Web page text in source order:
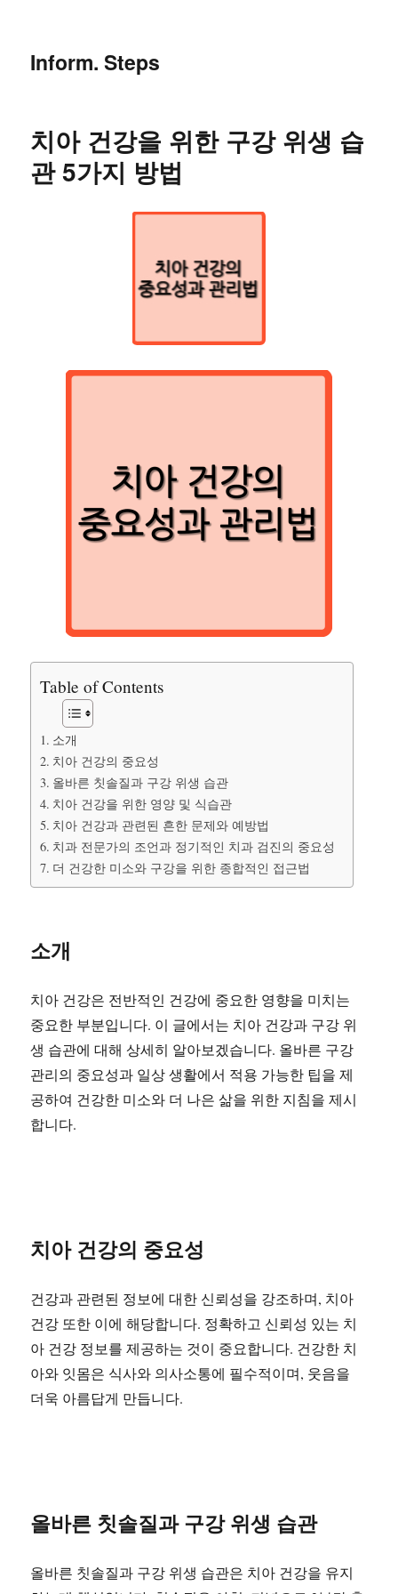
Inform. Steps
치아 건강을 위한 구강 위생 습
관 5가지 방법
Table of Contents
소개
치아 건강의 중요성
올바른 칫솔질과 구강 위생 습관
치아 건강을 위한 영양 및 식습관
치아 건강과 관련된 흔한 문제와 예방법
치과 전문가의 조언과 정기적인 치과 검진의 중요성
더 건강한 미소와 구강을 위한 종합적인 접근법
소개
치아 건강은 전반적인 건강에 중요한 영향을 미치는
중요한 부분입니다. 이 글에서는 치아 건강과 구강 위
생 습관에 대해 상세히 알아보겠습니다. 올바른 구강
관리의 중요성과 일상 생활에서 적용 가능한 팁을 제
공하여 건강한 미소와 더 나은 삶을 위한 지침을 제시
합니다.
치아 건강의 중요성
건강과 관련된 정보에 대한 신뢰성을 강조하며, 치아
건강 또한 이에 해당합니다. 정확하고 신뢰성 있는 치
아 건강 정보를 제공하는 것이 중요합니다. 건강한 치
아와 잇몸은 식사와 의사소통에 필수적이며, 웃음을
더욱 아름답게 만듭니다.
올바른 칫솔질과 구강 위생 습관
올바른 칫솔질과 구강 위생 습관은 치아 건강을 유지